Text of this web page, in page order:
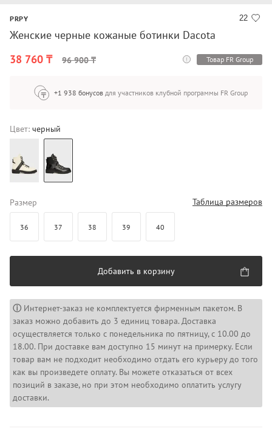
22
PRPY
Женские черные кожаные ботинки Dacota
38 760 ₸
96 900 ₸ Товар FR Group
+1 938 бонусов для участников клубной программы FR Group
Цвет: черный
Размер Таблица размеров
36 37 38 39 40
Добавить в корзину
ⓘ Интернет-заказ не комплектуется фирменным пакетом. В
заказ можно добавить до 3 единиц товара. Доставка
осуществляется только с понедельника по пятницу, с 10.00 до
18.00. При доставке вам доступно 15 минут на примерку. Если
товар вам не подходит необходимо отдать его курьеру до того
как вы произведете оплату. Вы можете отказаться от всех
позиций в заказе, но при этом необходимо оплатить услугу
доставки.